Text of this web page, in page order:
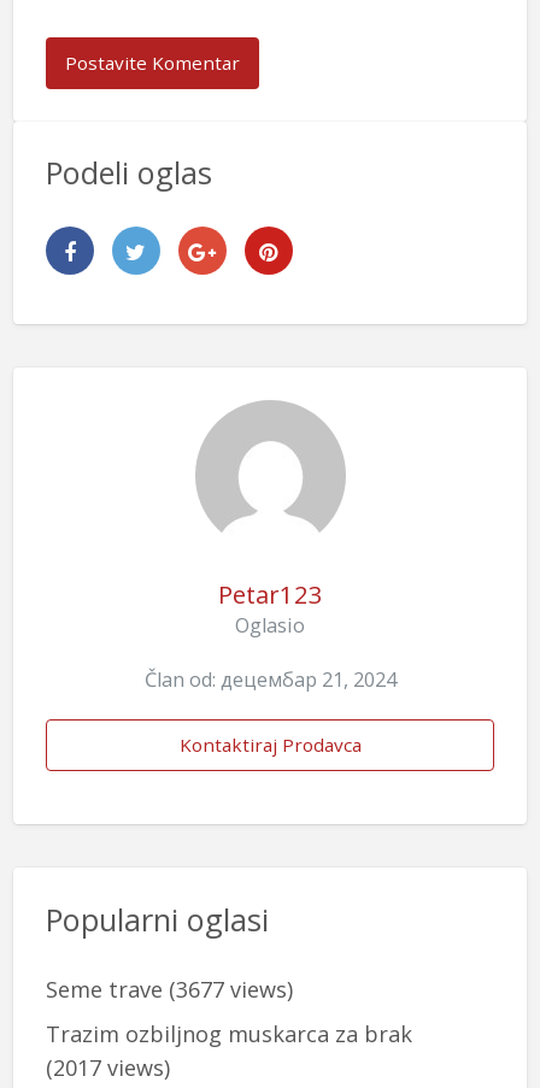
Podeli oglas
Petar123
Oglasio
Član od: децембар 21, 2024
Kontaktiraj Prodavca
Popularni oglasi
Seme trave (3677 views)
Trazim ozbiljnog muskarca za brak
(2017 views)